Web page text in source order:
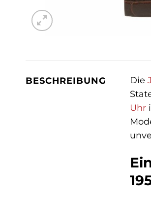
BESCHREIBUNG Die
Uhr